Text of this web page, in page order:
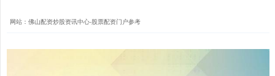
网站：佛山配资炒股资讯中心-股票配资门户参考